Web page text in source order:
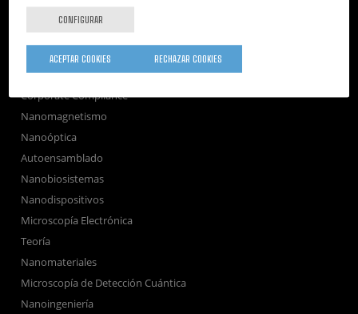
Únete
Sala de prensa
Perfil del contratante
Corporate Compliance
Nanomagnetismo
Nanoóptica
Autoensamblado
Nanobiosistemas
Nanodispositivos
Microscopía Electrónica
Teoría
Nanomateriales
Microscopía de Detección Cuántica
Nanoingeniería
CONFIGURAR
RECHAZAR COOKIES
ACEPTAR COOKIES